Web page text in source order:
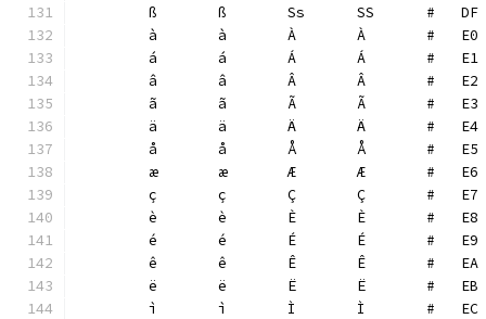
	ß	ß	Ss	SS	#   DF
	à	à	À	À	#   E0
	á	á	Á	Á	#   E1
	â	â	Â	Â	#   E2
	ã	ã	Ã	Ã	#   E3
	ä	ä	Ä	Ä	#   E4
	å	å	Å	Å	#   E5
	æ	æ	Æ	Æ	#   E6
	ç	ç	Ç	Ç	#   E7
	è	è	È	È	#   E8
	é	é	É	É	#   E9
	ê	ê	Ê	Ê	#   EA
	ë	ë	Ë	Ë	#   EB
	ì	ì	Ì	Ì	#   EC